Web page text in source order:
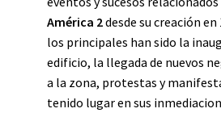
América 2desde su creación en
los principales han sido la
edificio, la llegada de nuevos
a la zona, protestas y
tenido lugar en sus